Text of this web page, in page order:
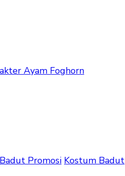
Ayam Foghorn
Badut Promosi Kostum Badut